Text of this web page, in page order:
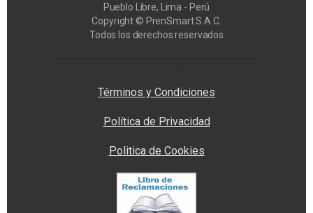
Pueblo Libre, Lima - Perú
Copyright © PrenSmart S.A.C.
Todos los derechos reservados
Términos y Condiciones
Política de Privacidad
Politica de Cookies